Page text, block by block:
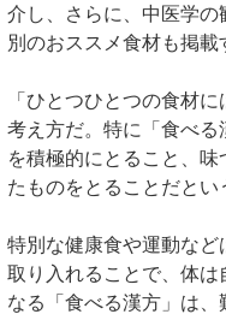
介し、さらに、中医学
別のおススメ食材も掲載
「ひとつひとつの食材
考え方だ。特に「食べ
を積極的にとること、
たものをとることだとい
特別な健康食や運動など
取り入れることで、体は
なる「食べる漢方」は